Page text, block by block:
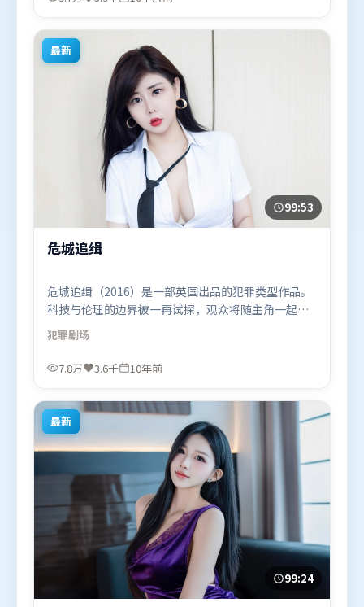
材的观众观看。
最新
99:53
危城追缉
危城追缉（2016）是一部英国出品的犯罪类型作品。
科技与伦理的边界被一再试探，观众将随主角一起经
历道德震荡。摄影与美术共同营造出强烈地域气质，
增强沉浸感。由詹姆斯·卡梅隆执导，杨紫、提莫西
·查拉米、沈腾，谭卓、肖战、黄渤等联袂出演。影
适合喜欢犯罪题材的观众观看。
犯罪剧场
7.8万 3.6千 10年前
最新
99:24